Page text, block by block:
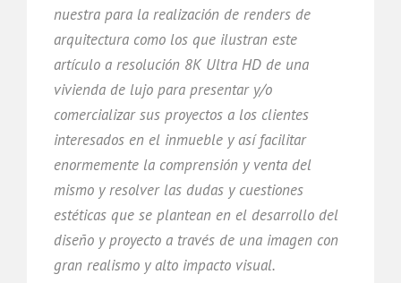
nuestra para la realización de renders de
arquitectura como los que ilustran este
artículo a resolución 8K Ultra HD de una
vivienda de lujo para presentar y/o
comercializar sus proyectos a los clientes
interesados en el inmueble y así facilitar
enormemente la comprensión y venta del
mismo y resolver las dudas y cuestiones
estéticas que se plantean en el desarrollo del
diseño y proyecto a través de una imagen con
gran realismo y alto impacto visual.